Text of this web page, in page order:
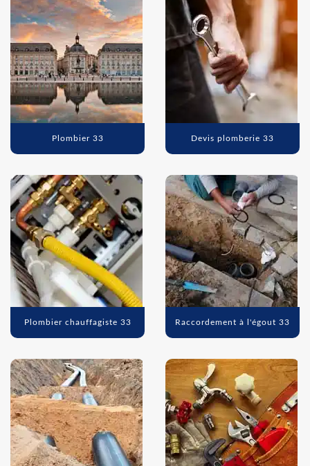
Plombier 33 Devis plomberie 33
Plombier chauffagiste 33 Raccordement à l'égout 33